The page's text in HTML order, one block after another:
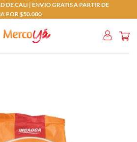
DE CALI | ENVIO GRATIS A PARTIR DE
POR $50.000